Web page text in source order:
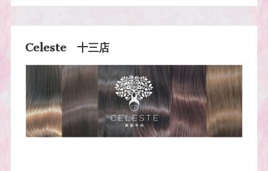
Celeste 十三店